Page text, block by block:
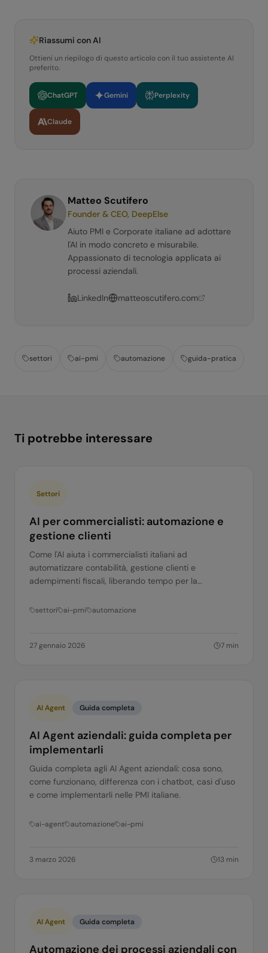
Riassumi con AI
Ottieni un riepilogo di questo articolo con il tuo assistente AI
preferito.
ChatGPT Gemini Perplexity
Claude
Matteo Scutifero
Founder & CEO, DeepElse
Aiuto PMI e Corporate italiane ad adottare
l'AI in modo concreto e misurabile.
Appassionato di tecnologia applicata ai
processi aziendali.
LinkedIn matteoscutifero.com
settori ai-pmi automazione guida-pratica
Ti potrebbe interessare
Settori
AI per commercialisti: automazione e
gestione clienti
Come l'AI aiuta i commercialisti italiani ad
automatizzare contabilità, gestione clienti e
adempimenti fiscali, liberando tempo per la
settori ai-pmi automazione
27 gennaio 2026 7 min
AI Agent Guida completa
AI Agent aziendali: guida completa per
implementarli
Guida completa agli AI Agent aziendali: cosa sono,
come funzionano, differenza con i chatbot, casi d'uso
e come implementarli nelle PMI italiane.
ai-agent automazione ai-pmi
3 marzo 2026 13 min
AI Agent Guida completa
Automazione dei processi aziendali con